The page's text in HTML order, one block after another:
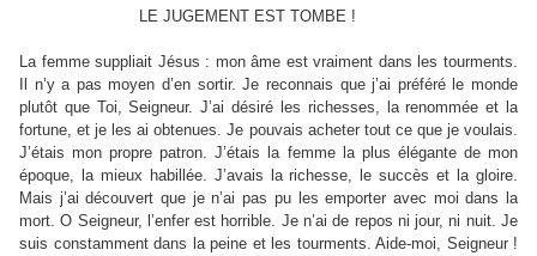
LE JUGEMENT EST TOMBE !
La femme suppliait Jésus : mon âme est vraiment dans les tourments.
Il n’y a pas moyen d’en sortir. Je reconnais que j’ai préféré le monde
plutôt que Toi, Seigneur. J’ai désiré les richesses, la renommée et la
fortune, et je les ai obtenues. Je pouvais acheter tout ce que je voulais.
J’étais mon propre patron. J’étais la femme la plus élégante de mon
époque, la mieux habillée. J’avais la richesse, le succès et la gloire.
Mais j’ai découvert que je n’ai pas pu les emporter avec moi dans la
mort. O Seigneur, l’enfer est horrible. Je n’ai de repos ni jour, ni nuit. Je
suis constamment dans la peine et les tourments. Aide-moi, Seigneur !